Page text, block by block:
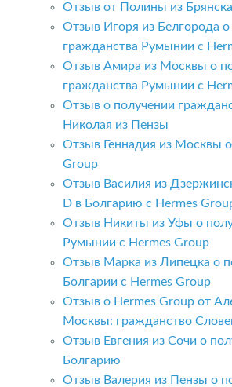
Отзыв от Полины из Брянска
Отзыв Игоря из Белгорода о
гражданства Румынии с
Отзыв Амира из Москвы о
гражданства Румынии с
Отзыв о получении
Николая из Пензы
Отзыв Геннадия из Москвы
Group
Отзыв Василия из
D в Болгарию с Hermes
Отзыв Никиты из Уфы о
Румынии с Hermes Group
Отзыв Марка из Липецка о
Болгарии с Hermes Group
Отзыв о Hermes Group от
Москвы: гражданство
Отзыв Евгения из Сочи о
Болгарию
Отзыв Валерия из Пензы о